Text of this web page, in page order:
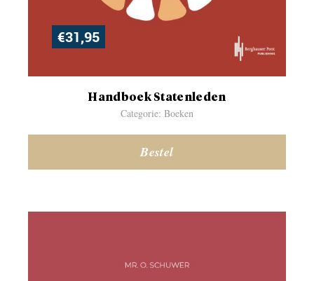
€31,95
Handboek Statenleden
Categorie: Boeken
Bestel